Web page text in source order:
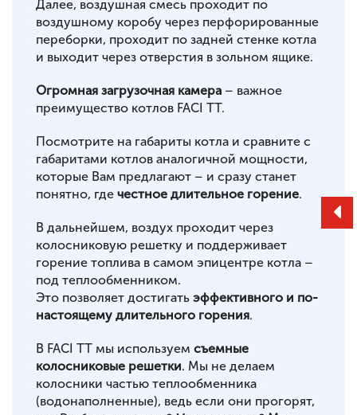
Далее, воздушная смесь проходит по
воздушному коробу через перфорированные
переборки, проходит по задней стенке котла
и выходит через отверстия в зольном ящике.
Огромная загрузочная камера – важное
преимущество котлов FACI TT.
Посмотрите на габариты котла и сравните с
габаритами котлов аналогичной мощности,
которые Вам предлагают – и сразу станет
понятно, где честное длительное горение.
В дальнейшем, воздух проходит через
колосниковую решетку и поддерживает
горение топлива в самом эпицентре котла –
под теплообменником.
Это позволяет достигать эффективного и по-
настоящему длительного горения.
В FACI TT мы используем съемные
колосниковые решетки. Мы не делаем
колосники частью теплообменника
(водонаполненные), ведь если они прогорят,